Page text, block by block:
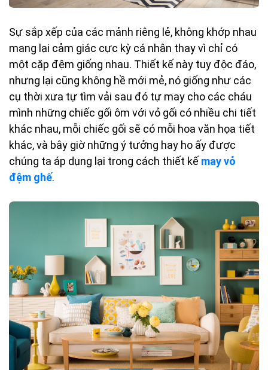
Sự sắp xếp của các mảnh riêng lẻ, không khớp nhau
mang lại cảm giác cực kỳ cá nhân thay vì chỉ có
một cặp đệm giống nhau. Thiết kế này tuy độc đáo,
nhưng lại cũng không hề mới mẻ, nó giống như các
cụ thời xưa tự tìm vải sau đó tự may cho các cháu
mình những chiếc gối ôm với vỏ gối có nhiều chi tiết
khác nhau, mỗi chiếc gối sẽ có mỗi hoa văn họa tiết
khác, và bây giờ những ý tưởng hay ho ấy được
chúng ta áp dụng lại trong cách thiết kế may vỏ
đệm ghế.